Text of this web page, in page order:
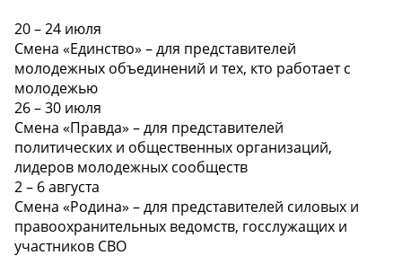
20 – 24 июля
Смена «Единство» – для представителей
молодежных объединений и тех, кто работает с
молодежью
26 – 30 июля
Смена «Правда» – для представителей
политических и общественных организаций,
лидеров молодежных сообществ
2 – 6 августа
Смена «Родина» – для представителей силовых и
правоохранительных ведомств, госслужащих и
участников СВО